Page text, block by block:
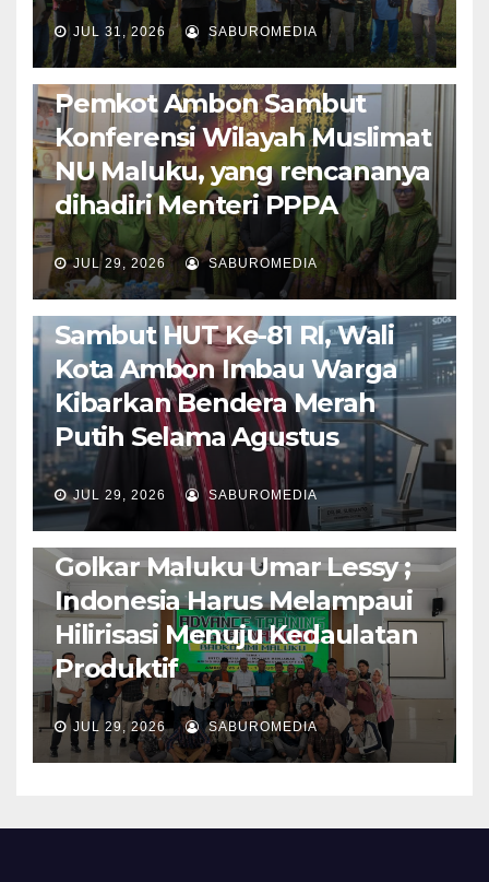
JUL 31, 2026 SABUROMEDIA
AMBON METRO JURNALISME AKTIVIS
POLITIK & PEMERINTAHAN
Pemkot Ambon Sambut
Konferensi Wilayah Muslimat
NU Maluku, yang rencananya
dihadiri Menteri PPPA
JUL 29, 2026 SABUROMEDIA
AMBON METRO POLITIK & PEMERINTAHAN
Sambut HUT Ke-81 RI, Wali
Kota Ambon Imbau Warga
Kibarkan Bendera Merah
Putih Selama Agustus
JUL 29, 2026 SABUROMEDIA
AMBON METRO JURNALISME AKTIVIS
PENDIDIKAN & OLAHRAGA THE MOLUCCAS
Isi Materi LK-III HMI, Ketua
Golkar Maluku Umar Lessy ;
Indonesia Harus Melampaui
Hilirisasi Menuju Kedaulatan
Produktif
JUL 29, 2026 SABUROMEDIA